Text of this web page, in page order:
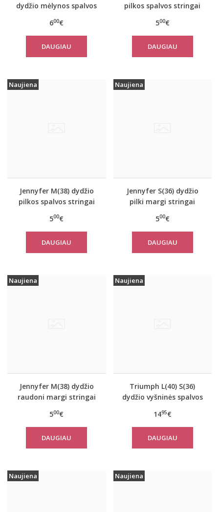
dydžio mėlynos spalvos
600€
DAUGIAU
pilkos spalvos stringai
500€
DAUGIAU
Naujiena
Jennyfer M(38) dydžio
pilkos spalvos stringai
500€
DAUGIAU
Naujiena
Jennyfer S(36) dydžio
pilki margi stringai
500€
DAUGIAU
Naujiena
Jennyfer M(38) dydžio
raudoni margi stringai
500€
DAUGIAU
Naujiena
Triumph L(40) S(36)
dydžio vyšninės spalvos
EverNew SH01
1495€
DAUGIAU
Naujiena Naujiena